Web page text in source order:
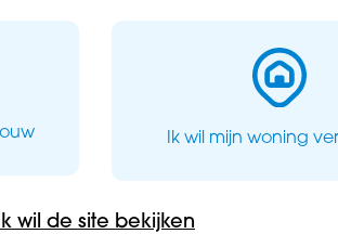
Wij staan voor
Ik wil mijn woning
Ik wil de site bekijken